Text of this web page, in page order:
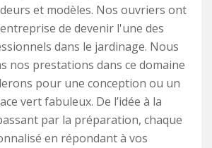
et modèles. Nos ouvriers ont
de devenir l'une des
dans le jardinage. Nous
nos prestations dans ce domaine
pour une conception ou un
vert fabuleux. De l’idée à la
par la préparation, chaque
en répondant à vos